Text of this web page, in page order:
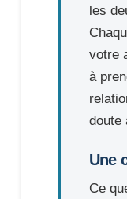
les
votre
à
doute
Une
Ce